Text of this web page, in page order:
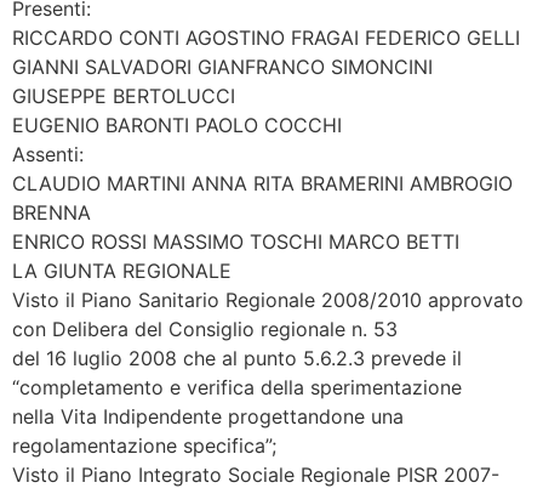
Presenti:
RICCARDO CONTI AGOSTINO FRAGAI FEDERICO GELLI
GIANNI SALVADORI GIANFRANCO SIMONCINI
GIUSEPPE BERTOLUCCI
EUGENIO BARONTI PAOLO COCCHI
Assenti:
CLAUDIO MARTINI ANNA RITA BRAMERINI AMBROGIO
BRENNA
ENRICO ROSSI MASSIMO TOSCHI MARCO BETTI
LA GIUNTA REGIONALE
Visto il Piano Sanitario Regionale 2008/2010 approvato
con Delibera del Consiglio regionale n. 53
del 16 luglio 2008 che al punto 5.6.2.3 prevede il
“completamento e verifica della sperimentazione
nella Vita Indipendente progettandone una
regolamentazione specifica”;
Visto il Piano Integrato Sociale Regionale PISR 2007-